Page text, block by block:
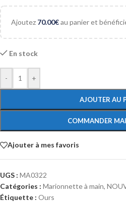
Ajoutez 70.00€au panier et
En stock
- +
AJOUTER AU
COMMANDER
Ajouter à mes favoris
UGS : MA0322
Catégories : Marionnette à main,
Étiquette : Ours